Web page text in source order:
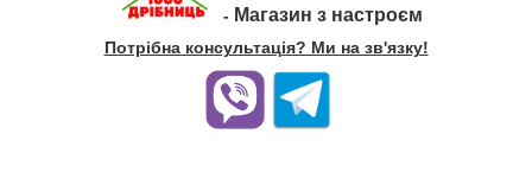
- Магазин з настроєм
Потрібна консультація? Ми на зв'язку!